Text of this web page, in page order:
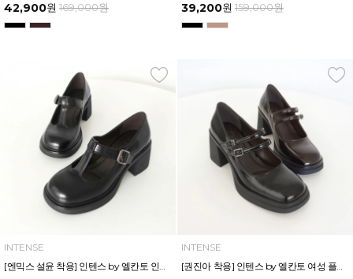
42,900원 169,000원 39,200원 159,000원
INTENSE
[엔믹스 설윤 착용] 인텐스 by 엘칸토 인텐스 여성 플랫폼 T-메리제인 로퍼 5.5cm LCWD83I539
INTENSE
[권진아 착용] 인텐스 by 엘칸토 여성 플랫폼 투스트랩 메리제인 로퍼 7cm LCWD65I539